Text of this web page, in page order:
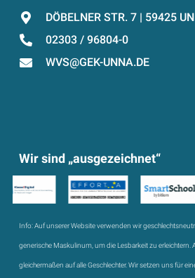
DÖBELNER STR. 7 | 59425
02303 / 96804-0
WVS@GEK-UNNA.DE
Wir sind „ausgezeichnet“
Info:Auf unserer Website verwenden wir
generische Maskulinum, um die Lesbarkeit zu erleichtern.
gleichermaßen auf alle Geschlechter. Wir setzen uns für